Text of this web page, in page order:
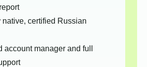
native, certified Russian
account manager and full